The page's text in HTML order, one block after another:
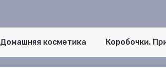
Домашняя косметика Коробочки.